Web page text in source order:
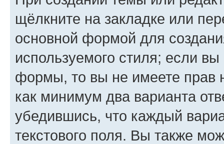
щёлкните на закладке или
основной формой для
используемого стиля; если
формы, то вы не имеете прав
как минимум два варианта
убедившись, что каждый
текстового поля. Вы также